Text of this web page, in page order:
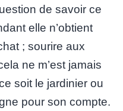
de savoir ce
elle n’obtient
; sourire aux
ne m’est jamais
soit le jardinier ou
pour son compte.